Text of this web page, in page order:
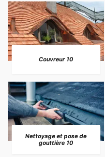
Couvreur 10
Nettoyage et pose de
gouttière 10